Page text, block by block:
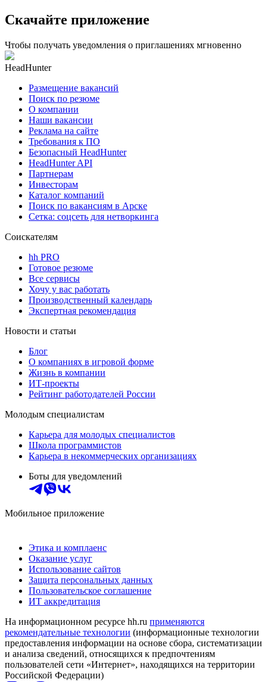
Скачайте приложение
Чтобы получать уведомления о приглашениях мгновенно
HeadHunter
Размещение вакансий
Поиск по резюме
О компании
Наши вакансии
Реклама на сайте
Требования к ПО
Безопасный HeadHunter
HeadHunter API
Партнерам
Инвесторам
Каталог компаний
Поиск по вакансиям в Арске
Сетка: соцсеть для нетворкинга
Соискателям
hh PRO
Готовое резюме
Все сервисы
Хочу у вас работать
Производственный календарь
Экспертная рекомендация
Новости и статьи
Блог
О компаниях в игровой форме
Жизнь в компании
ИТ-проекты
Рейтинг работодателей России
Молодым специалистам
Карьера для молодых специалистов
Школа программистов
Карьера в некоммерческих организациях
Боты для уведомлений
Мобильное приложение
Этика и комплаенс
Оказание услуг
Использование сайтов
Защита персональных данных
Пользовательское соглашение
ИТ аккредитация
На информационном ресурсе hh.ru применяются
рекомендательные технологии (информационные технологии
предоставления информации на основе сбора, систематизации
и анализа сведений, относящихся к предпочтениям
пользователей сети «Интернет», находящихся на территории
Российской Федерации)